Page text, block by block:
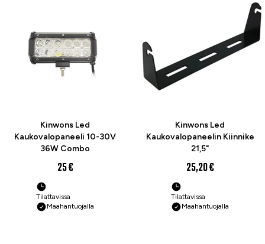
Kinwons Led
Kaukovalopaneeli 10-30V
36W Combo
25 €
Tilattavissa
Maahantuojalla
Kinwons Led
Kaukovalopaneelin Kiinnike
21,5"
25,20 €
Tilattavissa
Maahantuojalla